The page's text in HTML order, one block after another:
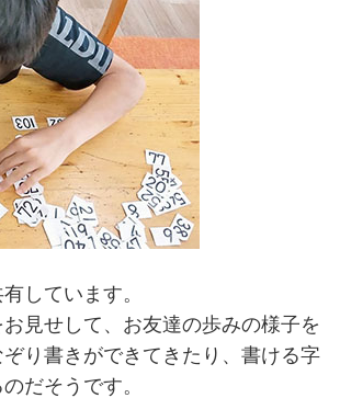
しています。
見せして、お友達の歩みの様子を
り書きができてきたり、書ける字
だそうです。